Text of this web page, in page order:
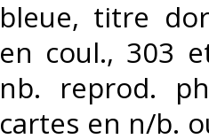
bleue, titre
en coul., 303
nb. reprod.
cartes en n/b.